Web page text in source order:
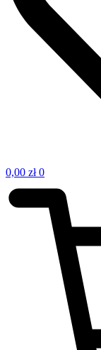
0,00 zł 0